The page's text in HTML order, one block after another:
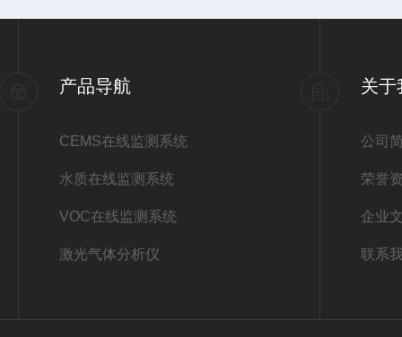
产品导航
CEMS在线监测系统
水质在线监测系统
VOC在线监测系统
激光气体分析仪
关于
公司
荣誉
企业
联系